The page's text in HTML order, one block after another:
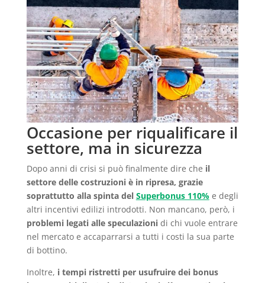
Occasione per riqualificare il
settore, ma in sicurezza
Dopo anni di crisi si può finalmente dire che il
settore delle costruzioni è in ripresa, grazie
soprattutto alla spinta del Superbonus 110% e degli
altri incentivi edilizi introdotti. Non mancano, però, i
problemi legati alle speculazioni di chi vuole entrare
nel mercato e accaparrarsi a tutti i costi la sua parte
di bottino.
Inoltre, i tempi ristretti per usufruire dei bonus